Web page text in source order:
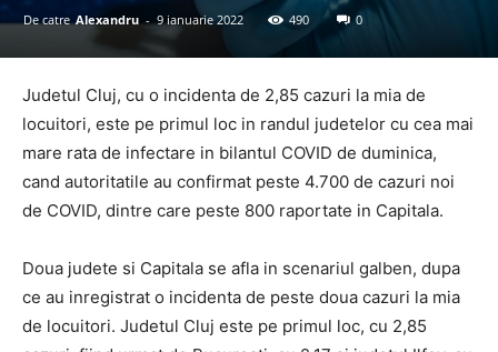
De catre Alexandru - 9 ianuarie 2022 490 0
Judetul Cluj, cu o incidenta de 2,85 cazuri la mia de
locuitori, este pe primul loc in randul judetelor cu cea mai
mare rata de infectare in bilantul COVID de duminica,
cand autoritatile au confirmat peste 4.700 de cazuri noi
de COVID, dintre care peste 800 raportate in Capitala.
Doua judete si Capitala se afla in scenariul galben, dupa
ce au inregistrat o incidenta de peste doua cazuri la mia
de locuitori. Judetul Cluj este pe primul loc, cu 2,85